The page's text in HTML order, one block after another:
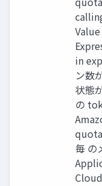
in
ン数
状態
の
毎 の